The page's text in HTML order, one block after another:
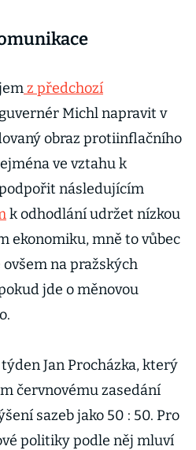
z předchozí
Michl napravit v
obraz protiinflačního
ve vztahu k
následujícím
k odhodlání udržet nízkou
ekonomiku, mně to vůbec
ovšem na pražských
jde o měnovou
Jan Procházka, který
červnovému zasedání
sazeb jako 50 : 50. Pro
politiky podle něj mluví